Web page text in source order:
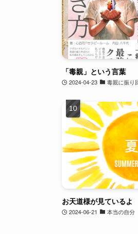
「毒親」という言葉
2024-04-23 毒親に振り
お天道様が見ているよ
2024-06-21 本当の自分